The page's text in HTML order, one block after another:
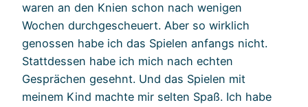
waren an den Knien schon nach wenigen
Wochen durchgescheuert. Aber so wirklich
genossen habe ich das Spielen anfangs nicht.
Stattdessen habe ich mich nach echten
Gesprächen gesehnt. Und das Spielen mit
meinem Kind machte mir selten Spaß. Ich habe